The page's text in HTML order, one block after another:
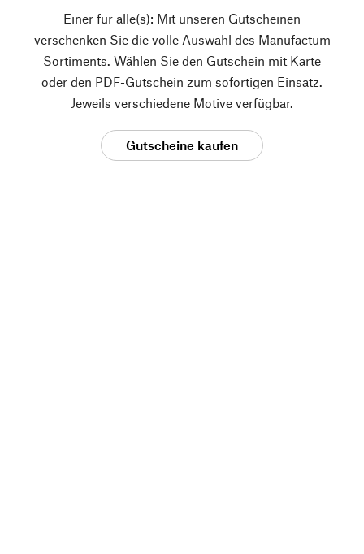
Einer für alle(s): Mit unseren Gutscheinen
verschenken Sie die volle Auswahl des Manufactum
Sortiments. Wählen Sie den Gutschein mit Karte
oder den PDF-Gutschein zum sofortigen Einsatz.
Jeweils verschiedene Motive verfügbar.
Gutscheine kaufen